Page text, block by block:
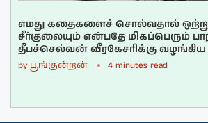
எமது கதைகளைச் சொல்வதால்
சீர்குலையும் என்பதே மிகப்பெரும்
தீபச்செல்வன் வீரகேசரிக்கு
by பூங்குன்றன் 4 minutes read